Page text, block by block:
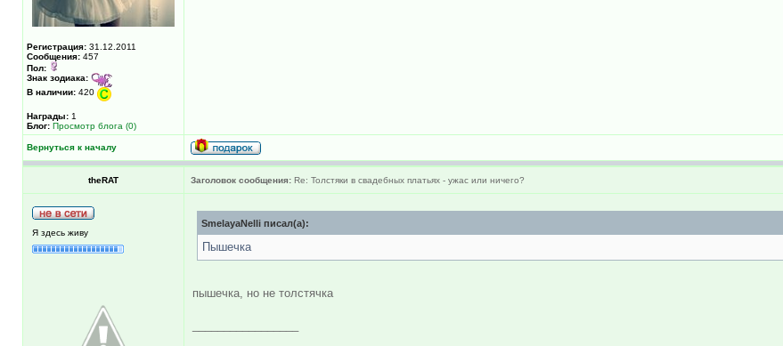
Регистрация: 31.12.2011
Сообщения: 457
Пол:
Знак зодиака:
В наличии: 420
Награды: 1
Блог: Просмотр блога (0)
Вернуться к началу
theRAT Заголовок сообщения: Re: Толстяки в свадебных платьях - ужас или ничего?
Я здесь живу
SmelayaNelli писал(а):
Пышечка
пышечка, но не толстячка